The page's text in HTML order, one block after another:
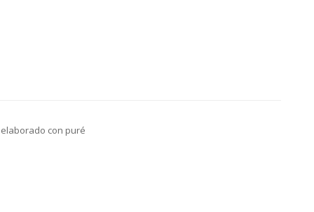
con puré